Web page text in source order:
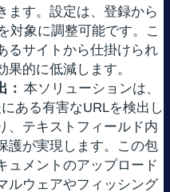
ます。設定は、登録から
対象に調整可能です。こ
るサイトから仕掛けられ
果的に低減します。
： 本ソリューションは、
ある有害なURLを検出し
、テキストフィールド内
護が実現します。この包
ュメントのアップロード
ルウェアやフィッシング